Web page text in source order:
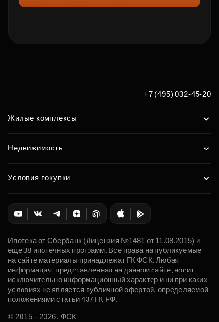
+7 (495) 032-45-20
Жилые комплексы
Недвижимость
Условия покупки
Ипотека от Сбербанк (Лицензия №1481 от 11.08.2015) и
еще 38 ипотечных программ. Все права на публикуемые
на сайте материалы принадлежат ГК ФСК. Любая
информация, представленная на данном сайте, носит
исключительно информационный характер и ни при каких
условиях не является публичной офертой, определяемой
положениями статьи 437 ГК РФ.
© 2015 - 2026. ФСК